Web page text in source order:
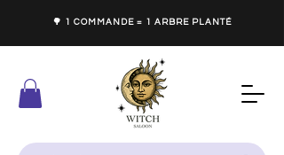
🌳 1 COMMANDE = 1 ARBRE PLANTÉ